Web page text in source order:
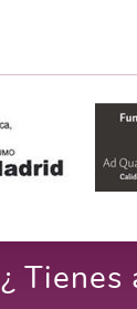
¿ Tienes